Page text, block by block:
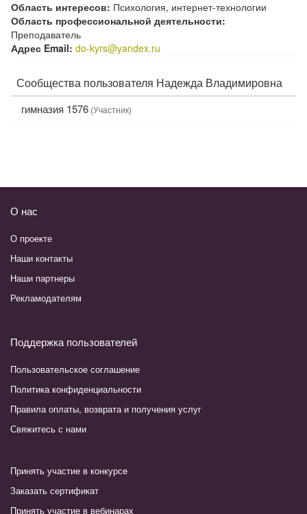
Область интересов: Психология, интернет-технологии
Область профессиональной деятельности:
Преподаватель
Адрес Email: do-kyrs@yandex.ru
Сообщества пользователя Надежда Владимировна
гимназия 1576 (Участник)
О нас
О проекте
Наши контакты
Наши партнеры
Рекламодателям
Поддержка пользователей
Пользовательское соглашение
Политика конфиденциальности
Правила оплаты, возврата и получения услуг
Свяжитесь с нами
Принять участие в конкурсе
Заказать сертификат
Принять участие в вебинарах